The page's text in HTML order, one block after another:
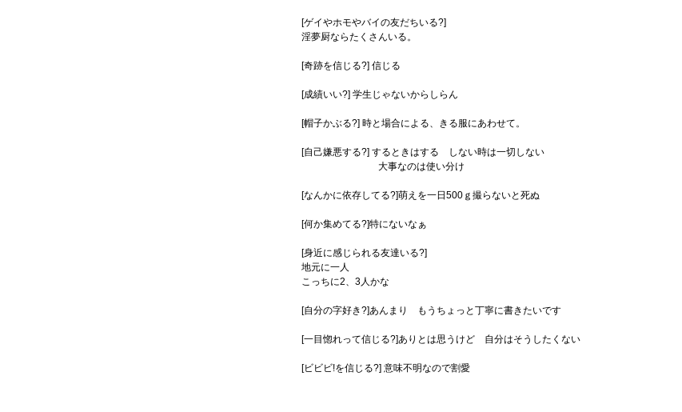
[ゲイやホモやバイの友だちいる?]
淫夢厨ならたくさんいる。
[奇跡を信じる?] 信じる
[成績いい?] 学生じゃないからしらん
[帽子かぶる?] 時と場合による、きる服にあわせて。
[自己嫌悪する?] するときはする しない時は一切しない
大事なのは使い分け
[なんかに依存してる?]萌えを一日500ｇ撮らないと死ぬ
[何か集めてる?]特にないなぁ
[身近に感じられる友達いる?]
地元に一人
こっちに2、3人かな
[自分の字好き?]あんまり もうちょっと丁寧に書きたいです
[一目惚れって信じる?]ありとは思うけど 自分はそうしたくない
[ビビビ!を信じる?] 意味不明なので割愛